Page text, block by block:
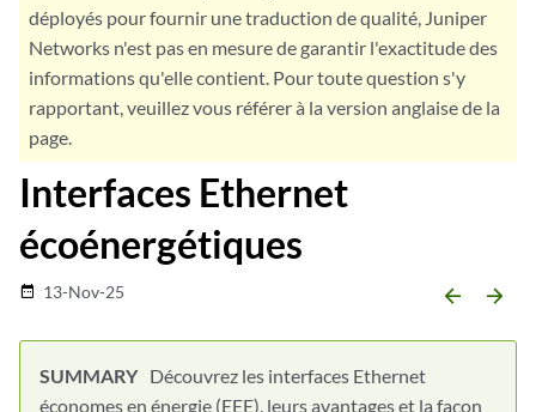
déployés pour fournir une traduction de qualité, Juniper
Networks n'est pas en mesure de garantir l'exactitude des
informations qu'elle contient. Pour toute question s'y
rapportant, veuillez vous référer à la version anglaise de la
page.
Interfaces Ethernet
écoénergétiques
date_range 13-Nov-25 arrow_backward arrow_forward
Découvrez les interfaces Ethernet
économes en énergie (EEE), leurs avantages et la façon